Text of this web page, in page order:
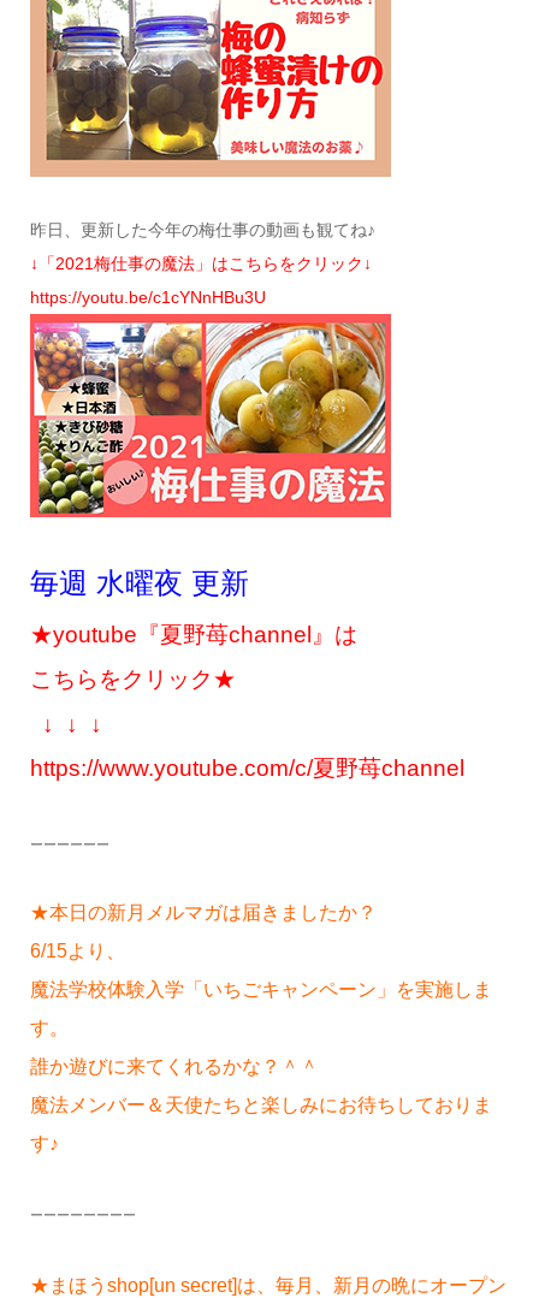
昨日、更新した今年の梅仕事の動画も観てね♪
↓「2021梅仕事の魔法」はこちらをクリック↓
https://youtu.be/c1cYNnHBu3U
毎週 水曜夜 更新
★youtube『夏野苺channel』は
こちらをクリック★
↓ ↓ ↓
https://www.youtube.com/c/夏野苺channel
ーーーーーー
★本日の新月メルマガは届きましたか？
6/15より、
魔法学校体験入学「いちごキャンペーン」を実施しま
す。
誰か遊びに来てくれるかな？＾＾
魔法メンバー＆天使たちと楽しみにお待ちしておりま
す♪
ーーーーーーーー
★まほうshop[un secret]は、毎月、新月の晩にオープン